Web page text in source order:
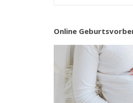
Online